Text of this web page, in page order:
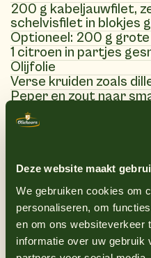
Deze website maakt
We gebruiken cookies om
personaliseren, om
en om ons websiteverkeer
informatie over uw gebruik
200 g kabeljauwfilet,
schelvisfilet in blokjes
Optioneel: 200 g
1 citroen in partjes
Olijfolie
Verse kruiden zoals
Peper en zout naar
1 courgette in dunne
1 rode paprika in
Instructies